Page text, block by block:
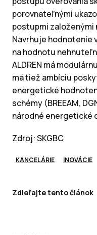
porovnateľnými
postupmi založenými
Navrhuje hodnotenie
na hodnotu
ALDREN má
má tiež ambíciu
energetické
schémy (BREEAM,
národné energetické
Zdroj: SKGBC
KANCELÁRIE INOVÁCIE
Zdieľajte tento článok